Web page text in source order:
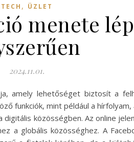
TECH , ÜZLET
menete
2024.11.01.
amely lehetőséget biztosít a
funkciók, mint például a
közösségben. Az online
a globális közösséghez. A